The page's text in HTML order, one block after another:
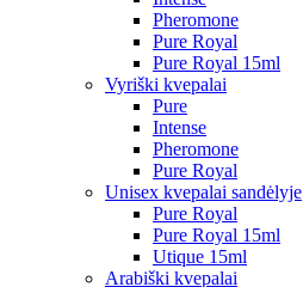
Pheromone
Pure Royal
Pure Royal 15ml
Vyriški kvepalai
Pure
Intense
Pheromone
Pure Royal
Unisex kvepalai sandėlyje
Pure Royal
Pure Royal 15ml
Utique 15ml
Arabiški kvepalai